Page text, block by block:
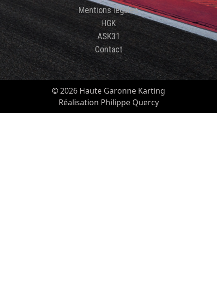
Mentions légales
HGK
ASK31
Contact
© 2026 Haute Garonne Karting
Réalisation Philippe Quercy